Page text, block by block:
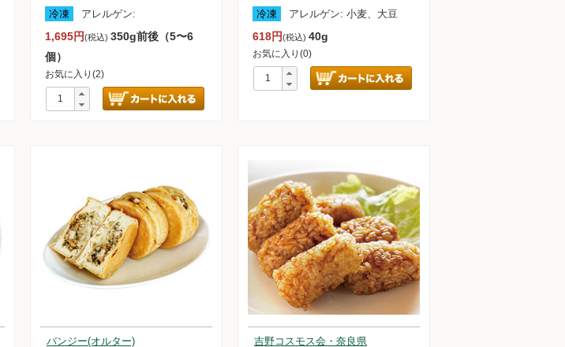
冷凍 アレルゲン:
1,695円(税込) 350g前後（5〜6
個）
お気に入り(2)
冷凍 アレルゲン: 小麦、大豆
618円(税込) 40g
お気に入り(0)
バンジー(オルター) 吉野コスモス会・奈良県